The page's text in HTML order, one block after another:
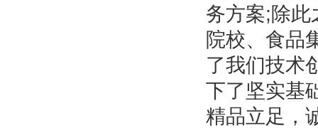
务方案;除此
院校、食品
了我们技术
下了坚实基
精品立足，